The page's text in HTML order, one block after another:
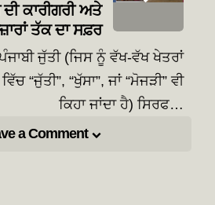
ਕਾਰੀਗਰੀ ਅਤੇ
ਤੱਕ ਦਾ ਸਫ਼ਰ
ਜੁੱਤੀ (ਜਿਸ ਨੂੰ ਵੱਖ-ਵੱਖ ਖੇਤਰਾਂ
ਵਿੱਚ “ਜੁੱਤੀ”, “ਖੁੱਸਾ”, ਜਾਂ “ਮੋਜੜੀ” ਵੀ
ਕਿਹਾ ਜਾਂਦਾ ਹੈ) ਸਿਰਫ…
a Comment